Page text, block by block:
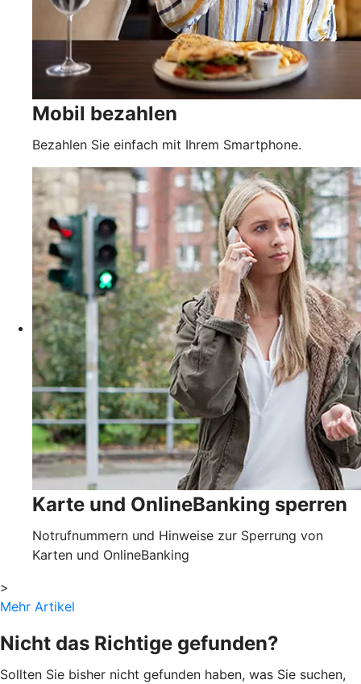
Mobil bezahlen
Bezahlen Sie einfach mit Ihrem Smartphone.
Karte und OnlineBanking sperren
Notrufnummern und Hinweise zur Sperrung von
Karten und OnlineBanking
>
Mehr Artikel
Nicht das Richtige gefunden?
Sollten Sie bisher nicht gefunden haben, was Sie suchen,